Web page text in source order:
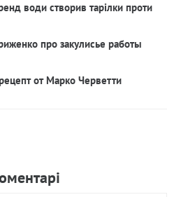
води створив тарілки проти
про закулисье работы
от Марко Черветти